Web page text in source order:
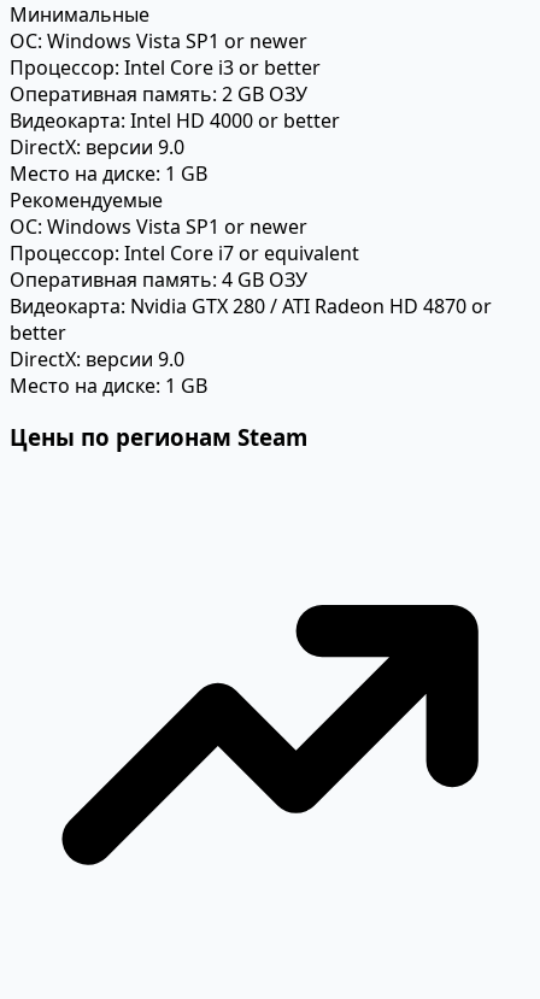
Минимальные
ОС: Windows Vista SP1 or newer
Процессор: Intel Core i3 or better
Оперативная память: 2 GB ОЗУ
Видеокарта: Intel HD 4000 or better
DirectX: версии 9.0
Место на диске: 1 GB
Рекомендуемые
ОС: Windows Vista SP1 or newer
Процессор: Intel Core i7 or equivalent
Оперативная память: 4 GB ОЗУ
Видеокарта: Nvidia GTX 280 / ATI Radeon HD 4870 or
better
DirectX: версии 9.0
Место на диске: 1 GB
Цены по регионам Steam